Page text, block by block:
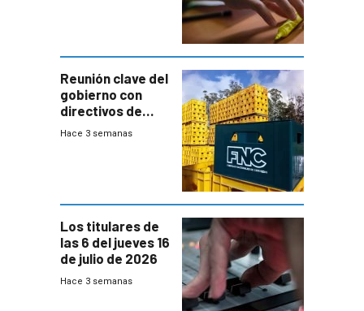
Reunión clave del
gobierno con
directivos de
Fábricas
Hace 3 semanas
Los titulares de
las 6 del jueves 16
de julio de 2026
Hace 3 semanas